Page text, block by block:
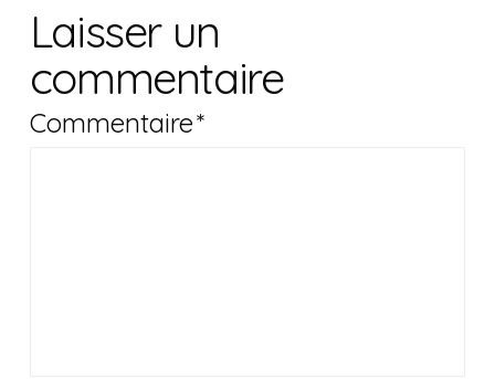
Laisser un
commentaire
Commentaire*